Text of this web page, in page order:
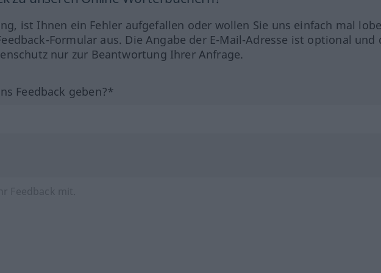
ist Ihnen ein Fehler aufgefallen oder wollen Sie uns einfach mal
Formular aus. Die Angabe der E-Mail-Adresse ist optional und
nur zur Beantwortung Ihrer Anfrage.
Feedback geben?*